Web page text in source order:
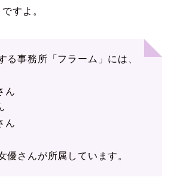
すよ。
る事務所「フラーム」には、
ん
ん
優さんが所属しています。